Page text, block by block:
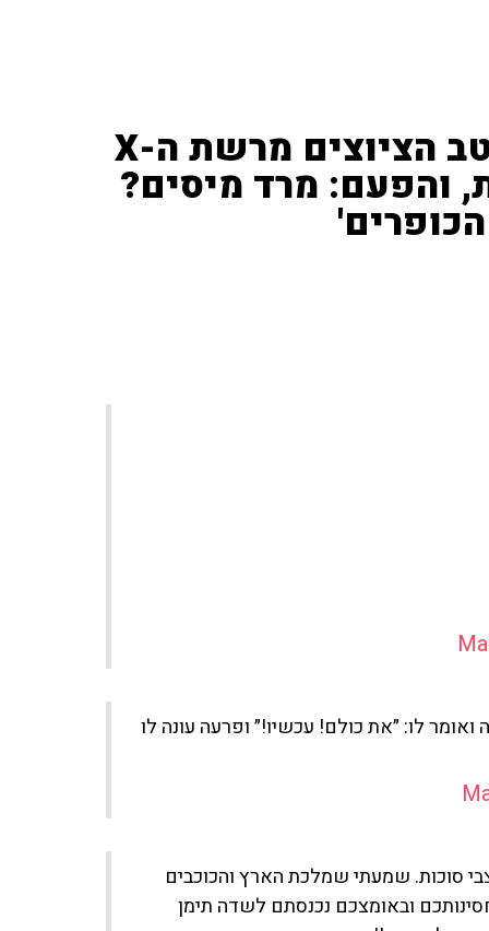
בכל שבוע נביא לכם את מיטב הציוצים מרשת ה-X
והפעם: מרד מיסים?
לו: ״את כולם! עכשיו!״ ופרעה עונה לו
סוכות. שמעתי שמלכת הארץ והכוכבים
ובאומצכם נכנסתם לשדה תימן